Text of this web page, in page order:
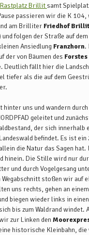
Rastplatz Brillitsamt
passieren wir die K 104,
am Brilliter Friedhof Brillit
folgen der Straße auf
Ansiedlung Franzhorn.
der von Bäumen des
Deutlich fällt hier die
tiefer als die auf dem
hinter uns und wandern durch
geleitet und
der sich innerhalb
befindet. Es ist
die Natur das Sagen
hinein. Die Stille wird nur
und durch Vogelgesang
Wegabschnitt stoßen wir auf
uns rechts, gehen an
biegen wieder links in
bis zum Waldrand windet.
zur Linken den
historische Kleinbahn, die